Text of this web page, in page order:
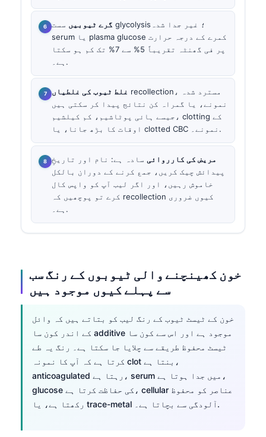
گرے ٹیوبیں سست glycolysis؛ غیر جدا شدہ
serum یا plasma glucose کمرے کے درجہ حرارت
پر فی گھنٹہ تقریباً 5% سے 7% تک کم ہو سکتا
ہے۔.
غلط ٹیوب کی غلطیاں recollection، مسترد شدہ
نمونے، یا گمراہ کن نتائج پیدا کر سکتی ہیں
جیسے ہائی پوٹاشیم، کم کیلشیم، clotting کے
اوقات کا بڑھ جانا، یا clotted CBC نمونے۔.
مریض کی کارروائی سادہ ہے: نام اور تاریخِ
پیدائش چیک کریں، جمع کرنے کے دوران بالکل
خاموش رہیں، اور اگر لیب آپ کو واپس کال
کرے تو پوچھیں کہ recollection کیوں ضروری
ہے۔.
خون کھینچنے والی ٹیوبوں کے رنگ سب
سے پہلے کیوں موجود ہیں
خون کے ٹیسٹ ٹیوب کے رنگ لیب کو بتاتے ہیں کہ وائل
کے اندر کون سا additive موجود ہے اور اس سے کون سا
ٹیسٹ محفوظ طریقے سے چلایا جا سکتا ہے۔ رنگ یہ طے
کرتا ہے کہ آپ کا نمونہ clot بنتا ہے،
anticoagulated رہتا ہے، serum میں جدا ہوتا ہے،
glucose کی حفاظت کرتا ہے، cellular عناصر کو محفوظ
رکھتا ہے، یا trace-metal آلودگی سے بچاتا ہے۔.